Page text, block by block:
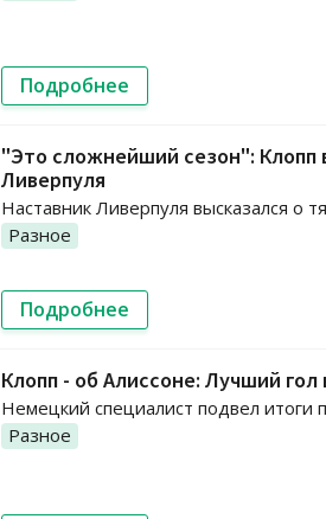
Подробнее
"Это сложнейший сезон": Клопп
Ливерпуля
Наставник Ливерпуля высказался о
Разное
Подробнее
Клопп - об Алиссоне: Лучший гол
Немецкий специалист подвел итоги
Разное